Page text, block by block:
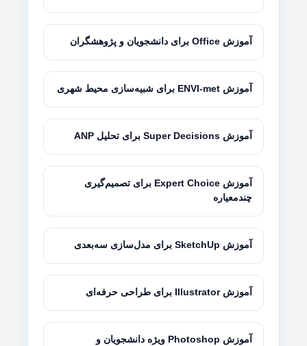
آموزش Office برای دانشجویان و پژوهشگران
آموزش ENVI-met برای شبیه‌سازی محیط شهری
آموزش Super Decisions برای تحلیل ANP
آموزش Expert Choice برای تصمیم‌گیری
چندمعیاره
آموزش SketchUp برای مدل‌سازی سه‌بعدی
آموزش Illustrator برای طراحی حرفه‌ای
آموزش Photoshop ویژه دانشجویان و